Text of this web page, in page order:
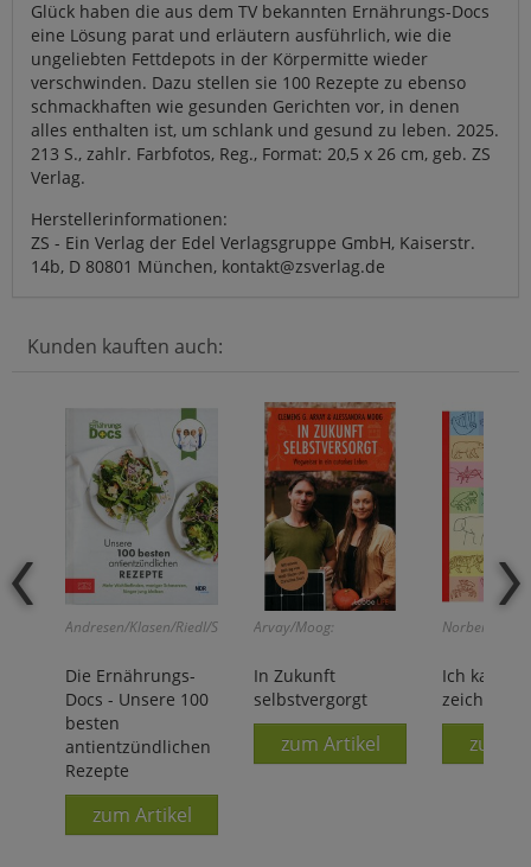
Glück haben die aus dem TV bekannten Ernährungs-Docs
eine Lösung parat und erläutern ausführlich, wie die
ungeliebten Fettdepots in der Körpermitte wieder
verschwinden. Dazu stellen sie 100 Rezepte zu ebenso
schmackhaften wie gesunden Gerichten vor, in denen
alles enthalten ist, um schlank und gesund zu leben. 2025.
213 S., zahlr. Farbfotos, Reg., Format: 20,5 x 26 cm, geb. ZS
Verlag.
Herstellerinformationen:
ZS - Ein Verlag der Edel Verlagsgruppe GmbH, Kaiserstr.
14b, D 80801 München, kontakt@zsverlag.de
Kunden kauften auch:
Andresen/Klasen/Riedl/Schäfer:
Die Ernährungs-
Docs - Unsere 100
besten
antientzündlichen
Rezepte
zum Artikel
Arvay/Moog:
In Zukunft
selbstvergorgt
zum Artikel
Norbert
Ich kann
zeichnen
zum